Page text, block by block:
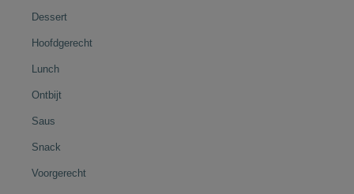
Dessert
Hoofdgerecht
Lunch
Ontbijt
Saus
Snack
Voorgerecht